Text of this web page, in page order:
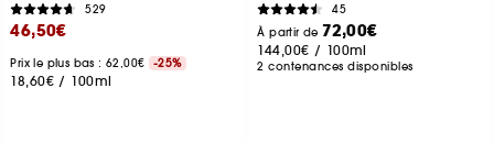
529
46,50€
Prix le plus bas : 62,00€ -25%
18,60€ / 100ml
45
À partir de 72,00€
144,00€ / 100ml
2 contenances disponibles